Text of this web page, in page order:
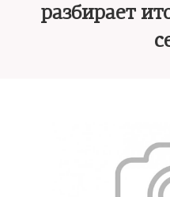
разбирает